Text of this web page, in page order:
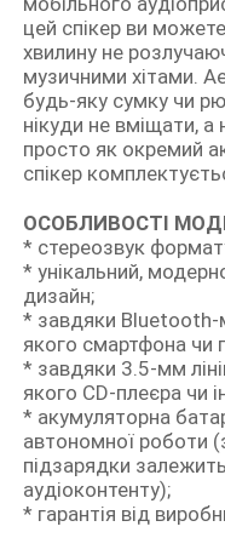
цей спікер ви
хвилину не
музичними хітами.
будь-яку сумку чи
нікуди не вміщати, а
просто як окремий
спікер
ОСОБЛИВОСТІ
* стереозвук
* унікальний,
дизайн;
* завдяки
якого смартфона чи
* завдяки 3.5-мм
якого CD-плеєра чи
* акумуляторна
автономної роботи
підзарядки
аудіоконтенту);
* гарантія від